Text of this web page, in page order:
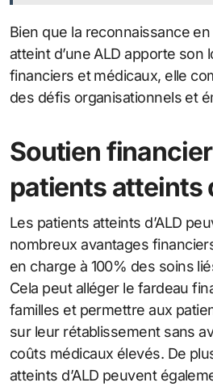
Bien que la reconnaissance
atteint d’une ALD apporte son
financiers et médicaux, elle
des défis organisationnels et
Soutien
patients atteints
Les patients atteints d’ALD
nombreux avantages
en charge à 100% des soins
Cela peut alléger le fardeau
familles et permettre aux
sur leur rétablissement sans
coûts médicaux élevés. De
atteints d’ALD peuvent